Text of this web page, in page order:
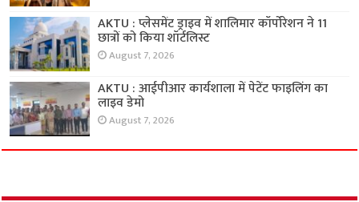
AKTU : प्लेसमेंट ड्राइव में शालिमार कॉर्पोरेशन ने 11
छात्रों को किया शॉर्टलिस्ट
August 7, 2026
AKTU : आईपीआर कार्यशाला में पेटेंट फाइलिंग का
लाइव डेमो
August 7, 2026